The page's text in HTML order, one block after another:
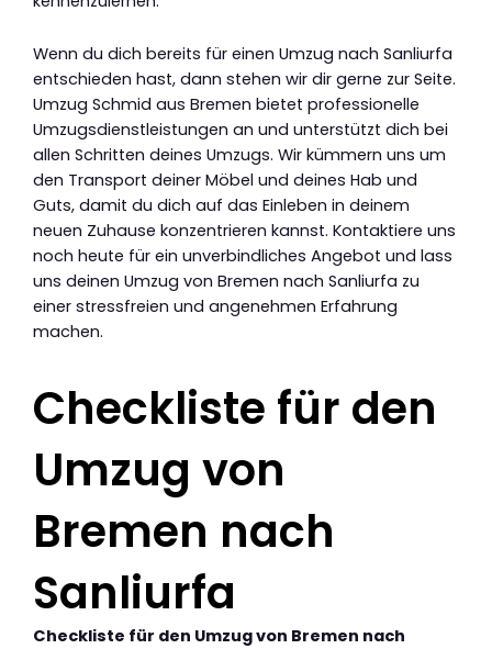
Wenn du dich bereits für einen Umzug nach Sanliurfa
entschieden hast, dann stehen wir dir gerne zur Seite.
Umzug Schmid aus Bremen bietet professionelle
Umzugsdienstleistungen an und unterstützt dich bei
allen Schritten deines Umzugs. Wir kümmern uns um
den Transport deiner Möbel und deines Hab und
Guts, damit du dich auf das Einleben in deinem
neuen Zuhause konzentrieren kannst. Kontaktiere uns
noch heute für ein unverbindliches Angebot und lass
uns deinen Umzug von Bremen nach Sanliurfa zu
einer stressfreien und angenehmen Erfahrung
machen.
Checkliste für den
Umzug von
Bremen nach
Sanliurfa
Checkliste für den Umzug von Bremen nach